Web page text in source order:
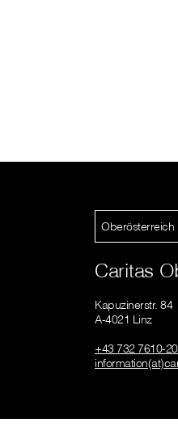
Oberösterreich
Caritas
Kapuzinerstr. 84
A-4021 Linz
+43 732 7610-